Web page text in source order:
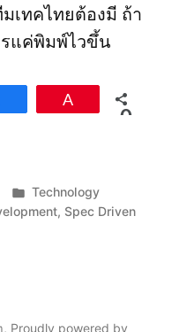
เทคไทยต้องมี ถ้า
แค่พิมพ์ไวขึ้น
0
Posted
in
Technology
, Spec Driven
, Proudly powered by